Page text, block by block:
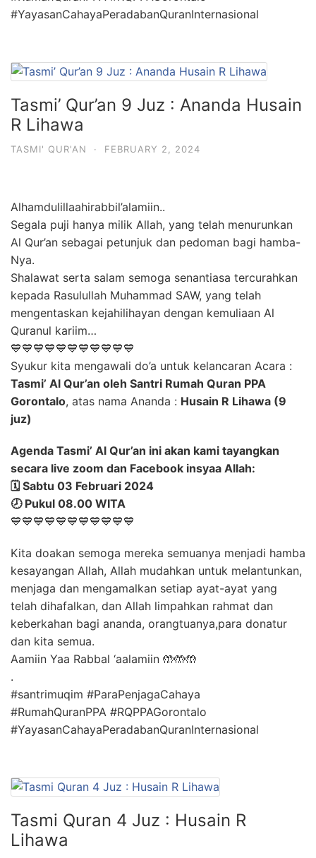
#YayasanCahayaPeradabanQuranInternasional
Tasmi’ Qur’an 9 Juz : Ananda Husain
R Lihawa
TASMI' QUR'AN · FEBRUARY 2, 2024
Alhamdulillaahirabbil’alamiin..
Segala puji hanya milik Allah, yang telah menurunkan
Al Qur’an sebagai petunjuk dan pedoman bagi hamba-
Nya.
Shalawat serta salam semoga senantiasa tercurahkan
kepada Rasulullah Muhammad SAW, yang telah
mengentaskan kejahilihayan dengan kemuliaan Al
Quranul kariim…
💙💙💙💙💙💙💙💙💙💙💙
Syukur kita mengawali do’a untuk kelancaran Acara :
Tasmi’ Al Qur’an oleh Santri Rumah Quran PPA
Gorontalo, atas nama Ananda : Husain R Lihawa (9
juz)
Agenda Tasmi’ Al Qur’an ini akan kami tayangkan
secara live zoom dan Facebook insyaa Allah:
🗓️ Sabtu 03 Februari 2024
🕗 Pukul 08.00 WITA
💙💙💙💙💙💙💙💙💙💙💙
Kita doakan semoga mereka semuanya menjadi hamba
kesayangan Allah, Allah mudahkan untuk melantunkan,
menjaga dan mengamalkan setiap ayat-ayat yang
telah dihafalkan, dan Allah limpahkan rahmat dan
keberkahan bagi ananda, orangtuanya,para donatur
dan kita semua.
Aamiin Yaa Rabbal ‘aalamiin 🤲🤲🤲
.
#santrimuqim #ParaPenjagaCahaya
#RumahQuranPPA #RQPPAGorontalo
#YayasanCahayaPeradabanQuranInternasional
Tasmi Quran 4 Juz : Husain R
Lihawa